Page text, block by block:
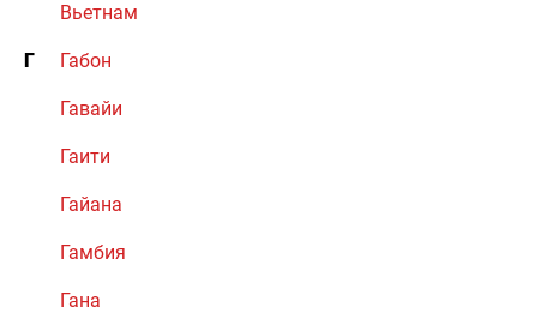
Вьетнам
Г Габон
Гавайи
Гаити
Гайана
Гамбия
Гана